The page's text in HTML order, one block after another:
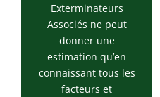
Exterminateurs
Associés ne peut
donner une
estimation qu’en
connaissant tous les
facteurs et